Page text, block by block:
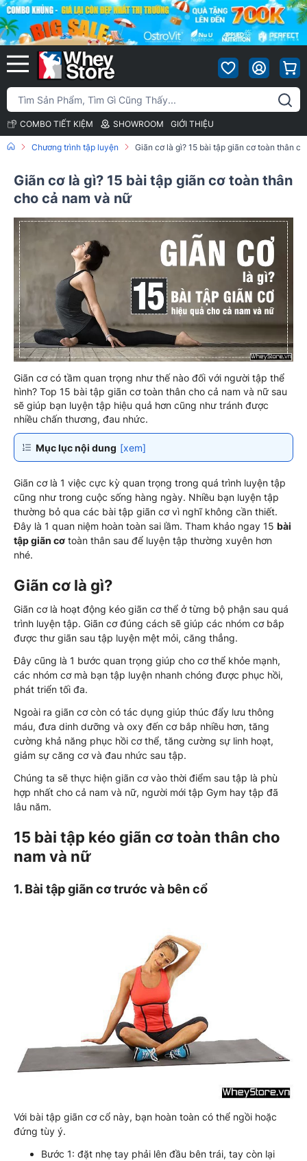
COMBO TIẾT KIỆM SHOWROOM GIỚI THIỆU
Chương trình tập luyện Giãn cơ là gì? 15 bài tập giãn cơ toàn thân
Giãn cơ là gì? 15 bài tập giãn cơ toàn thân
cho cả nam và nữ
Giãn cơ có tầm quan trọng như thế nào đối với người tập thể
hình? Top 15 bài tập giãn cơ toàn thân cho cả nam và nữ sau
sẽ giúp bạn luyện tập hiệu quả hơn cũng như tránh được
nhiều chấn thương, đau nhức.
Mục lục nội dung [xem]
Giãn cơ là 1 việc cực kỳ quan trọng trong quá trình luyện tập
cũng như trong cuộc sống hàng ngày. Nhiều bạn luyện tập
thường bỏ qua các bài tập giãn cơ vì nghĩ không cần thiết.
Đây là 1 quan niệm hoàn toàn sai lầm. Tham khảo ngay 15 bài
tập giãn cơ toàn thân sau để luyện tập thường xuyên hơn
nhé.
Giãn cơ là gì?
Giãn cơ là hoạt động kéo giãn cơ thể ở từng bộ phận sau quá
trình luyện tập. Giãn cơ đúng cách sẽ giúp các nhóm cơ bắp
được thư giãn sau tập luyện mệt mỏi, căng thẳng.
Đây cũng là 1 bước quan trọng giúp cho cơ thể khỏe mạnh,
các nhóm cơ mà bạn tập luyện nhanh chóng được phục hồi,
phát triển tối đa.
Ngoài ra giãn cơ còn có tác dụng giúp thúc đẩy lưu thông
máu, đưa dinh dưỡng và oxy đến cơ bắp nhiều hơn, tăng
cường khả năng phục hồi cơ thể, tăng cường sự linh hoạt,
giảm sự căng cơ và đau nhức sau tập.
Chúng ta sẽ thực hiện giãn cơ vào thời điểm sau tập là phù
hợp nhất cho cả nam và nữ, người mới tập Gym hay tập đã
lâu năm.
15 bài tập kéo giãn cơ toàn thân cho
nam và nữ
1. Bài tập giãn cơ trước và bên cổ
Với bài tập giãn cơ cổ này, bạn hoàn toàn có thể ngồi hoặc
đứng tùy ý.
Bước 1: đặt nhẹ tay phải lên đầu bên trái, tay còn lại